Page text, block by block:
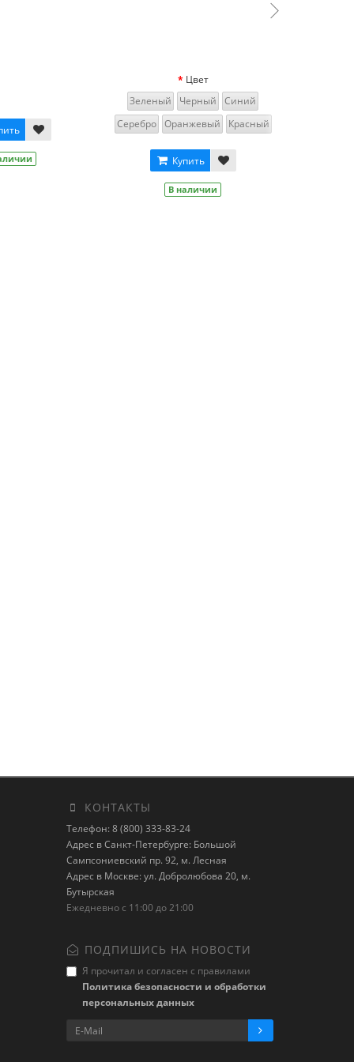
Купить
В наличии
КОНТАКТЫ
Телефон: 8 (800) 333-83-24
Адрес в Санкт-Петербурге: Большой
Сампсониевский пр. 92, м. Лесная
Адрес в Москве: ул. Добролюбова 20, м.
Бутырская
Ежедневно с 11:00 до 21:00
ПОДПИШИСЬ НА НОВОСТИ
Я прочитал и согласен с правилами
Политика безопасности и обработки
персональных данных